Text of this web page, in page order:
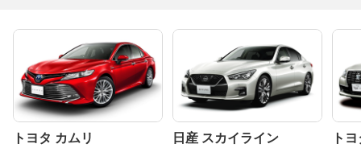
トヨタ カムリ 日産 スカイライン ト